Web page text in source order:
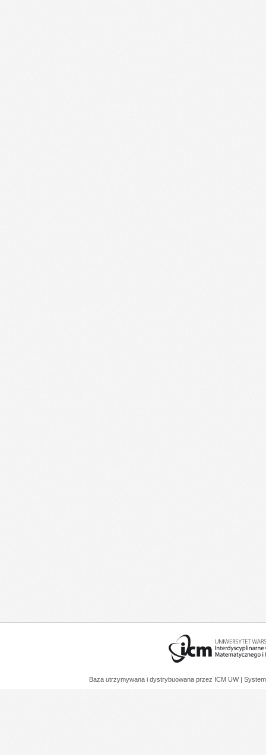
Baza utrzymywana i dystrybuowana przez ICM UW |